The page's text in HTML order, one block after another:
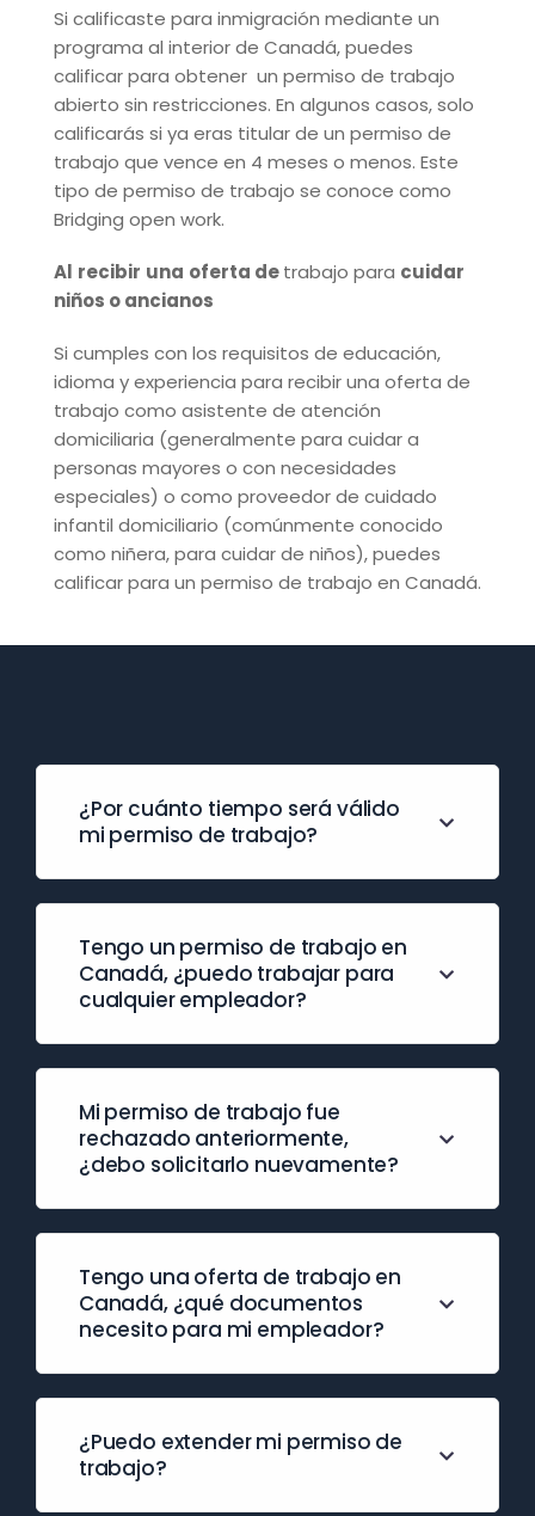
Si calificaste para inmigración mediante un
programa al interior de Canadá, puedes
calificar para obtener un permiso de trabajo
abierto sin restricciones. En algunos casos, solo
calificarás si ya eras titular de un permiso de
trabajo que vence en 4 meses o menos. Este
tipo de permiso de trabajo se conoce como
Bridging open work.
Al recibir una oferta detrabajo para cuidar
niños o ancianos
Si cumples con los requisitos de educación,
idioma y experiencia para recibir una oferta de
trabajo como asistente de atención
domiciliaria (generalmente para cuidar a
personas mayores o con necesidades
especiales) o como proveedor de cuidado
infantil domiciliario (comúnmente conocido
como niñera, para cuidar de niños), puedes
calificar para un permiso de trabajo en Canadá.
¿Por cuánto tiempo será válido
mi permiso de trabajo?
Tengo un permiso de trabajo en
Canadá, ¿puedo trabajar para
cualquier empleador?
Mi permiso de trabajo fue
rechazado anteriormente,
¿debo solicitarlo nuevamente?
Tengo una oferta de trabajo en
Canadá, ¿qué documentos
necesito para mi empleador?
¿Puedo extender mi permiso de
trabajo?